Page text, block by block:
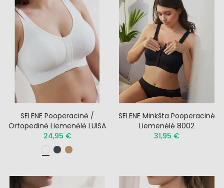
SELENE Pooperacinė /
Ortopedinė Liemenėlė LUISA
24,95 €
SELENE Minkšta Pooperacinė
Liemenėlė 8002
31,95 €